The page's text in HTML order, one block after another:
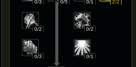
0/3 0/5 0/1 2/2
0/2 0/2
0/3 0/1